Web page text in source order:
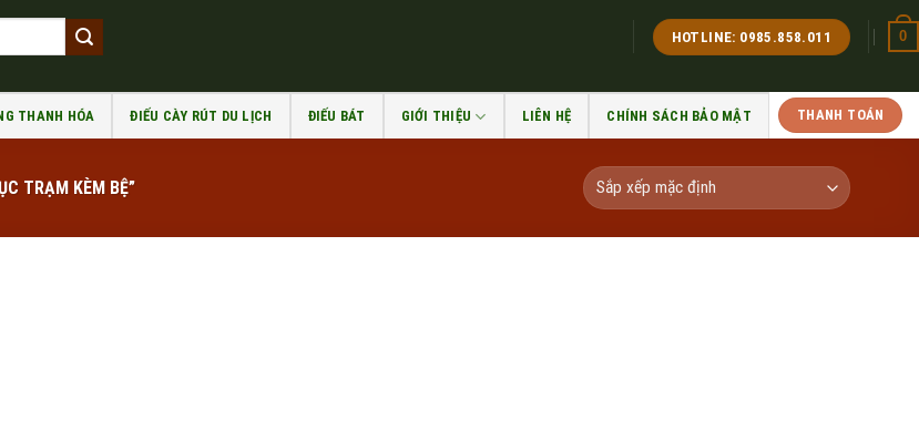
HOTLINE: 0985.858.011 0
THANH HÓA ĐIẾU CÀY RÚT DU LỊCH ĐIẾU BÁT GIỚI THIỆU LIÊN HỆ CHÍNH SÁCH BẢO MẬT THANH TOÁN
TRẠM KÈM BỆ”